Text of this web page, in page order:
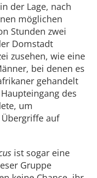
der Lage, nach
möglichen
Stunden zwei
Domstadt
zusehen, wie eine
bei denen es
gehandelt
des
um
auf
ist sogar eine
Gruppe